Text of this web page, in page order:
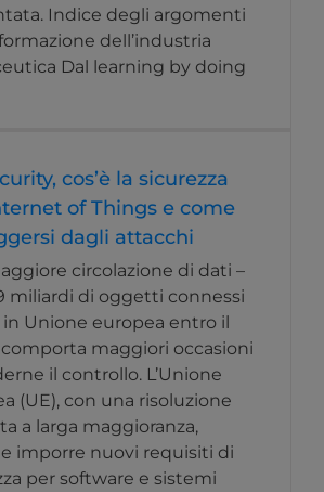
Indice degli argomenti
dell’industria
Dal learning by doing
cos’è la sicurezza
of Things e come
dagli attacchi
circolazione di dati –
miliardi di oggetti connessi
Unione europea entro il
comporta maggiori occasioni
il controllo. L’Unione
(UE), con una risoluzione
a larga maggioranza,
imporre nuovi requisiti di
per software e sistemi